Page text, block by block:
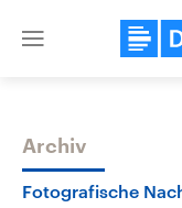
Close
Themen
Archiv
Fotografische